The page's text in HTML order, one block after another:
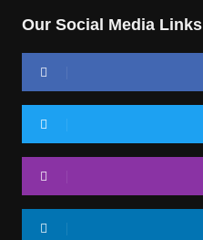
Our Social Media Links